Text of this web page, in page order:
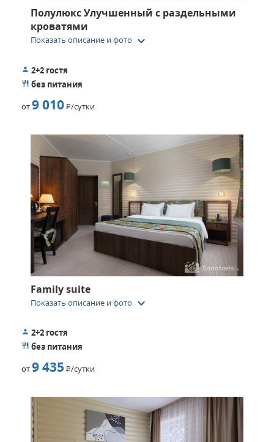
Полулюкс Улучшенный с раздельными
кроватями
Показать описание и фото keyboard_arrow_down
2+2 гостя
без питания
от9 010Р/сутки
Family suite
Показать описание и фото keyboard_arrow_down
2+2 гостя
без питания
от9 435 Р/сутки